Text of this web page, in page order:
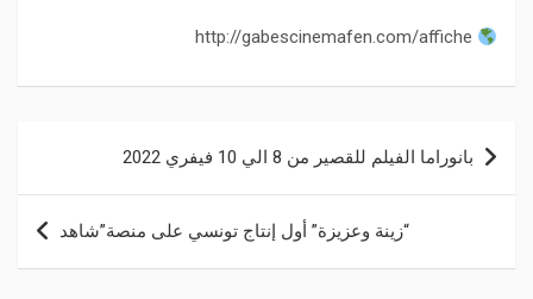
بانوراما الفيلم للقصير من 8 الي 10 فيفري 2022
“زينة وعزيزة” أول إنتاج تونسي على منصة”شاهد